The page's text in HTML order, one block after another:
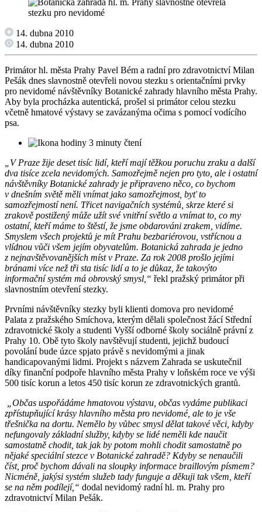
14. dubna 2010
14. dubna 2010
Primátor hl. města Prahy Pavel Bém a radní pro zdravotnictví Milan
Pešák dnes slavnostně otevřeli novou stezku s orientačními prvky
pro nevidomé návštěvníky Botanické zahrady hlavního města Prahy.
Aby byla procházka autentická, prošel si primátor celou stezku
včetně hmatové výstavy se zavázanýma očima s pomocí vodícího
psa.
3 minuty čtení
„V Praze žije deset tisíc lidí, kteří mají těžkou poruchu zraku a další
dva tisíce zcela nevidomých. Samozřejmě nejen pro tyto, ale i ostatní
návštěvníky Botanické zahrady je připraveno něco, co bychom
v dnešním světě měli vnímat jako samozřejmost, byť to
samozřejmostí není. Třicet navigačních systémů, skrze které si
zrakově postižený může užít své vnitřní světlo a vnímat to, co my
ostatní, kteří máme to štěstí, že jsme obdarováni zrakem, vidíme.
Smyslem všech projektů je mít Prahu bezbariérovou, vstřícnou a
vlídnou vůči všem jejím obyvatelům. Botanická zahrada je jedno
z nejnavštěvovanějších míst v Praze. Za rok 2008 prošlo jejími
bránami více než tři sta tisíc lidí a to je důkaz, že takovýto
informační systém má obrovský smysl,“ řekl pražský primátor při
slavnostním otevření stezky.
Prvními návštěvníky stezky byli klienti domova pro nevidomé
Palata z pražského Smíchova, kterým dělali společnost žácí Střední
zdravotnické školy a studenti Vyšší odborné školy sociálně právní z
Prahy 10. Obě tyto školy navštěvují studenti, jejichž budoucí
povolání bude úzce spjato právě s nevidomými a jinak
handicapovanými lidmi. Projekt s názvem Zahrada se uskutečnil
díky finanční podpoře hlavního města Prahy v loňském roce ve výši
500 tisíc korun a letos 450 tisíc korun ze zdravotnických grantů.
„Občas uspořádáme hmatovou výstavu, občas vydáme publikaci
zpřístupňující krásy hlavního města pro nevidomé, ale to je vše
třešnička na dortu. Nemělo by vůbec smysl dělat takové věci, kdyby
nefungovaly základní služby, kdyby se lidé neměli kde naučit
samostatně chodit, tak jak by potom mohli chodit samostatně po
nějaké speciální stezce v Botanické zahradě? Kdyby se nenaučili
číst, proč bychom dávali na sloupky informace braillovým písmem?
Nicméně, jakýsi systém služeb tady funguje a děkuji tak všem, kteří
se na něm podílejí,“ dodal nevidomý radní hl. m. Prahy pro
zdravotnictví Milan Pešák.